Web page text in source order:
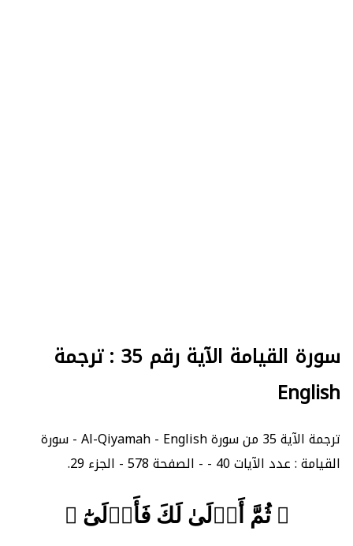
سورة القيامة الآية رقم 35 : ترجمة
English
ترجمة الآية 35 من سورة Al-Qiyamah - English - سورة
القيامة : عدد الآيات 40 - - الصفحة 578 - الجزء 29.
﴿ ثُمَّ أَوۡلَىٰ لَكَ فَأَوۡلَىٰٓ ﴾